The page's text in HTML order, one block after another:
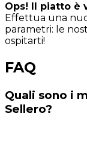
Ops! Il piatto è
Effettua una
parametri: le
ospitarti!
FAQ
Quali sono i
Sellero?